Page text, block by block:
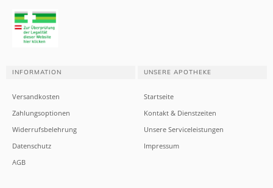
INFORMATION
Versandkosten
Zahlungsoptionen
Widerrufsbelehrung
Datenschutz
AGB
UNSERE APOTHEKE
Startseite
Kontakt & Dienstzeiten
Unsere Serviceleistungen
Impressum